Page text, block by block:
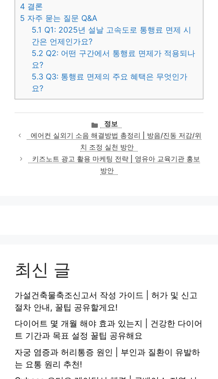
4 결론
5 자주 묻는 질문 Q&A
5.1 Q1: 2025년 설날 고속도로 통행료 면제 시
간은 언제인가요?
5.2 Q2: 어떤 구간에서 통행료 면제가 적용되나
요?
5.3 Q3: 통행료 면제의 주요 혜택은 무엇인가
요?
카
테
고
리
정보
에어컨 실외기 소음 해결방법 총정리 | 방음/진동 저감/위
치 조정 실천 방안
키즈노트 광고 활용 마케팅 전략 | 영유아 교육기관 홍보
방안
최신 글
가설건축물축조신고서 작성 가이드 | 허가 및 신고
절차 안내, 꿀팁 공유할게요!
다이어트 몇 개월 해야 효과 있는지 | 건강한 다이어
트 기간과 목표 설정 꿀팁 공유해요
자궁 염증과 허리통증 원인 | 부인과 질환이 유발하
는 요통 원리 추천!